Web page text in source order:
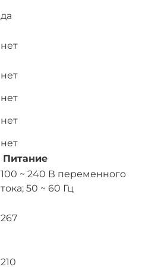
да
нет
нет
нет
нет
нет
Питание
100 ~ 240 В переменного
тока; 50 ~ 60 Гц
267
210